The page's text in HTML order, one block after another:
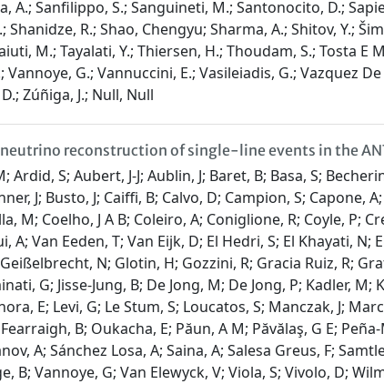
A.; Sanfilippo, S.; Sanguineti, M.; Santonocito, D.;
Shanidze, R.; Shao, Chengyu; Sharma, A.; Shitov, Y.;
M.; Tayalati, Y.; Thiersen, H.; Thoudam, S.; Tosta E
G.; Vannuccini, E.; Vasileiadis, G.; Vazquez
Zúñiga, J.; Null, Null
reconstruction of single-line events in the
S; Aubert, J-J; Aublin, J; Baret, B; Basa, S;
J; Busto, J; Caiffi, B; Calvo, D; Campion, S; Capone,
M; Coelho, J A B; Coleiro, A; Coniglione, R; Coyle, P;
Van Eeden, T; Van Eijk, D; El Hedri, S; El Khayati,
N; Glotin, H; Gozzini, R; Gracia Ruiz, R;
G; Jisse-Jung, B; De Jong, M; De Jong, P; Kadler,
E; Levi, G; Le Stum, S; Loucatos, S; Manczak, J;
B; Oukacha, E; Păun, A M; Păvălaş, G E;
A; Sánchez Losa, A; Saina, A; Salesa Greus, F;
B; Vannoye, G; Van Elewyck, V; Viola, S; Vivolo, D;